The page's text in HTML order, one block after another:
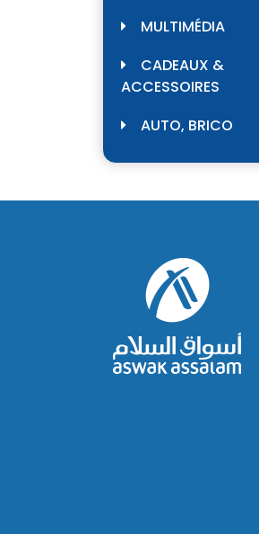
MULTIMÉDIA
CADEAUX &
ACCESSOIRES
AUTO, BRICO